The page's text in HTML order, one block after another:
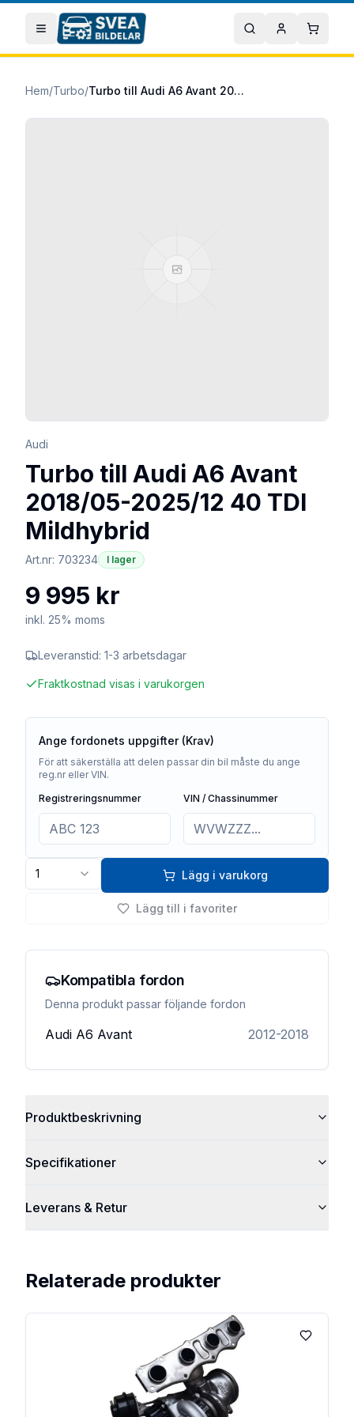
Hoppa till huvudinnehåll
Öppna meny Sök Mitt konto
Hem/Turbo/ Turbo till Audi A6 Avant 2018/05-2025/12 40 TDI Mildhybrid
Audi
Turbo till Audi A6 Avant
2018/05-2025/12 40 TDI
Mildhybrid
Art.nr: 703234 I lager
9 995 kr
inkl. 25% moms
Leveranstid: 1-3 arbetsdagar
Fraktkostnad visas i varukorgen
Ange fordonets uppgifter (Krav)
För att säkerställa att delen passar din bil måste du ange
reg.nr eller VIN.
Registreringsnummer
VIN / Chassinummer
1 Lägg i varukorg
Lägg till i favoriter
Kompatibla fordon
Denna produkt passar följande fordon
Audi A6 Avant 2012-2018
Produktbeskrivning
Specifikationer
Leverans & Retur
Relaterade produkter
Lägg till